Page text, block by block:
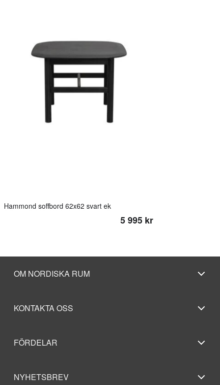
Hammond soffbord 62x62 svart ek
5 995 kr
OM NORDISKA RUM
KONTAKTA OSS
FÖRDELAR
NYHETSBREV